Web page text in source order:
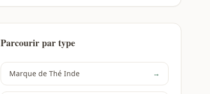
Parcourir par type
Marque de Thé Inde →